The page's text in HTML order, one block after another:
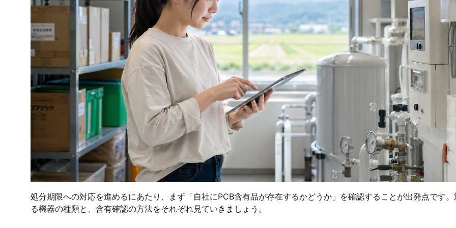
処分期限への対応を進めるにあたり、まず「自社にPCB含有品が存在するかどうか」を確認することが出発点です
る機器の種類と、含有確認の方法をそれぞれ見ていきましょう。